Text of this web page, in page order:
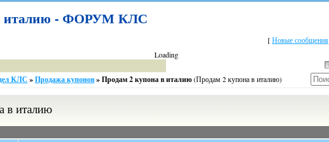
италию - ФОРУМ КЛС
[Новые сообщения
Loading
КЛС »Продажа купонов»Продам 2 купона в италию(Продам 2 купона в италию)
в италию